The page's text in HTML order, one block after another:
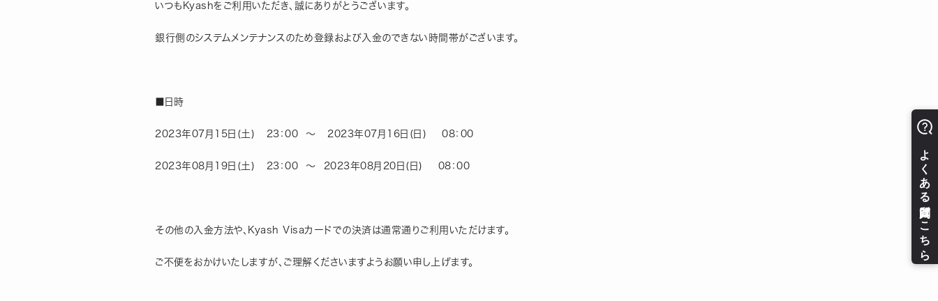
いつもKyashをご利用いただき、誠にありがとうございます。
銀行側のシステムメンテナンスのため登録および入金のできない時間帯がございます。
■日時
2023年07月15日(土)   23：00  ～   2023年07月16日(日)    08：00
2023年08月19日(土)   23：00  ～  2023年08月20日(日)    08：00
その他の入金方法や、Kyash Visaカードでの決済は通常通りご利用いただけます。
ご不便をおかけいたしますが、ご理解くださいますようお願い申し上げます。